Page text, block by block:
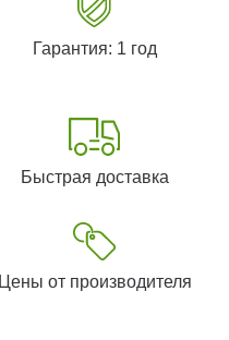
Гарантия: 1 год
Быстрая доставка
Цены от производителя